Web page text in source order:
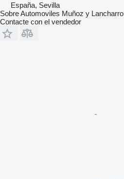
España, Sevilla
Sobre Automoviles Muñoz y Lancharro
Contacte con el vendedor